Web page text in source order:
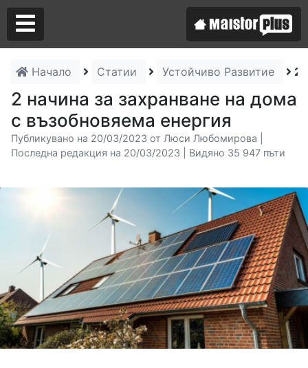
Начало Статии Устойчиво Развитие 2
2 начина за захранване на дома
с възобновяема енергия
Публикувано на 20/03/2023 от Люси Любомирова |
Последна редакция на 20/03/2023 | Видяно 35 947 пъти
Аз съм майстор
Търся майстор